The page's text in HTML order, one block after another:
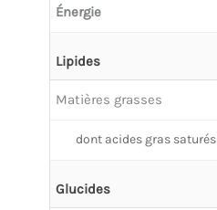
Énergie
Lipides
Matières grasses
dont acides gras saturés
Glucides